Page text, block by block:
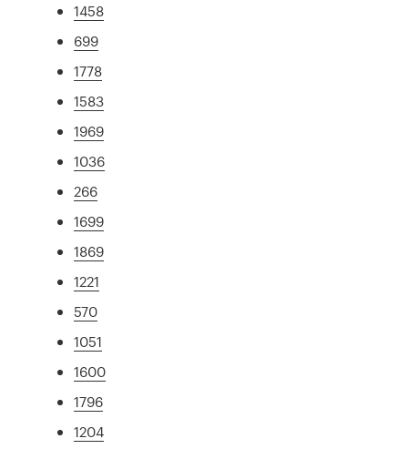
1458
699
1778
1583
1969
1036
266
1699
1869
1221
570
1051
1600
1796
1204